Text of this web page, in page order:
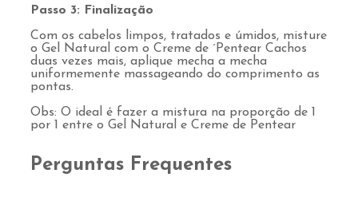
Passo 3: Finalização
Com os cabelos limpos, tratados e úmidos, misture
o Gel Natural com o Creme de ´Pentear Cachos
duas vezes mais, aplique mecha a mecha
uniformemente massageando do comprimento as
pontas.
Obs: O ideal é fazer a mistura na proporção de 1
por 1 entre o Gel Natural e Creme de Pentear
Perguntas Frequentes